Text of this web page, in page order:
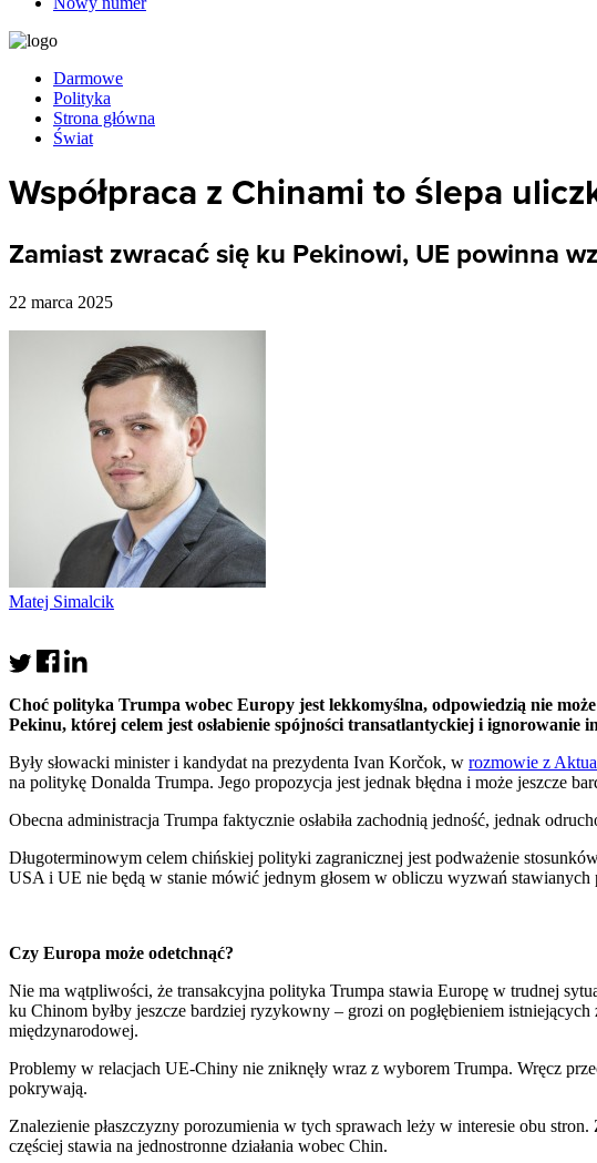
Darmowe
Polityka
Strona główna
Świat
Współpraca z Chinami to ślepa
Zamiast zwracać się ku Pekinowi, UE powinna
22 marca 2025
Matej Simalcik
Choć polityka Trumpa wobec Europy jest lekkomyślna, odpowiedzią nie
Pekinu, której celem jest osłabienie spójności transatlantyckiej i ignorowanie
Były słowacki minister i kandydat na prezydenta Ivan Korčok, w rozmowie z
na politykę Donalda Trumpa. Jego propozycja jest jednak błędna i może jeszcze
Obecna administracja Trumpa faktycznie osłabiła zachodnią jedność, jednak
Długoterminowym celem chińskiej polityki zagranicznej jest podważenie
USA i UE nie będą w stanie mówić jednym głosem w obliczu wyzwań stawianych
Czy Europa może odetchnąć?
Nie ma wątpliwości, że transakcyjna polityka Trumpa stawia Europę w trudnej
ku Chinom byłby jeszcze bardziej ryzykowny – grozi on pogłębieniem
międzynarodowej.
Problemy w relacjach UE-Chiny nie zniknęły wraz z wyborem Trumpa. Wręcz
pokrywają.
Znalezienie płaszczyzny porozumienia w tych sprawach leży w interesie obu
częściej stawia na jednostronne działania wobec Chin.